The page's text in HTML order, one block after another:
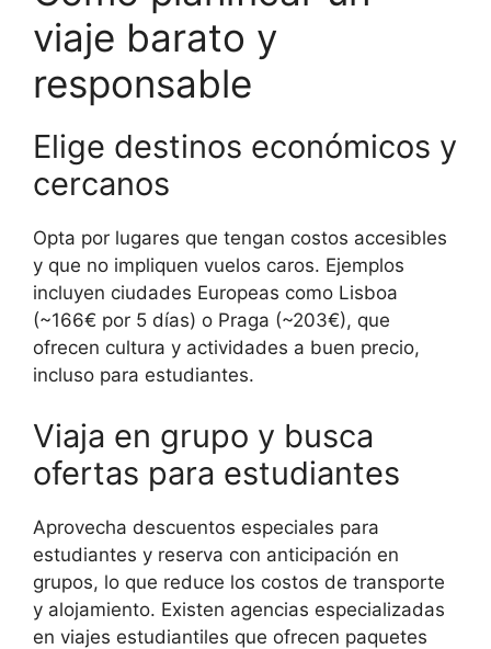
viaje barato y
responsable
Elige destinos económicos y
cercanos
Opta por lugares que tengan costos accesibles
y que no impliquen vuelos caros. Ejemplos
incluyen ciudades Europeas como Lisboa
(~166€ por 5 días) o Praga (~203€), que
ofrecen cultura y actividades a buen precio,
incluso para estudiantes.
Viaja en grupo y busca
ofertas para estudiantes
Aprovecha descuentos especiales para
estudiantes y reserva con anticipación en
grupos, lo que reduce los costos de transporte
y alojamiento. Existen agencias especializadas
en viajes estudiantiles que ofrecen paquetes